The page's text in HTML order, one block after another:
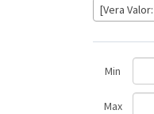
[Vera
Min
Max